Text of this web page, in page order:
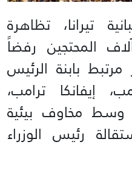
تيرانا، تظاهرة
المحتجين رفضاً
بابنة الرئيس
إيفانكا ترامب،
وسط مخاوف بيئية
رئيس الوزراء